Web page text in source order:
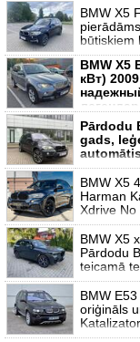
BMW X5
būtiskiem
BMW X5
кВт)
Pārdodu
gads,
BMW X5
Harman
Xdrive
BMW X5
Pārdodu
teicamā
BMW
oriģināls